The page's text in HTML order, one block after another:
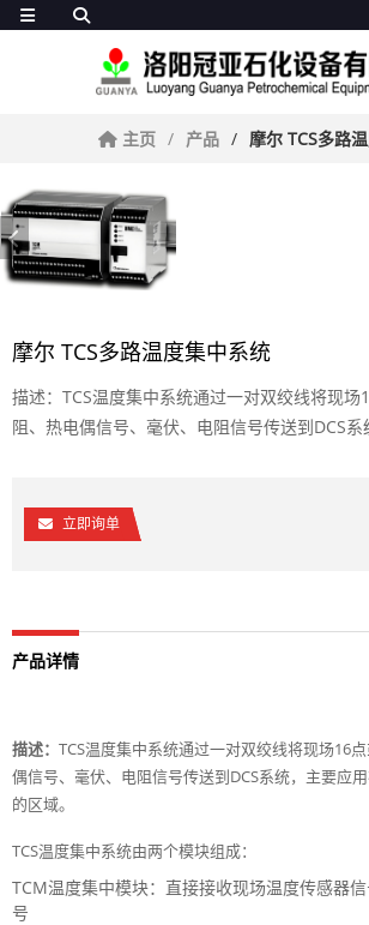
主页 产品 摩尔 TCS多路
摩尔 TCS多路温度集中系统
描述：TCS温度集中系统通过一对双绞线将现
阻、热电偶信号、毫伏、电阻信号传送到DCS
立即询单
产品详情
描述： TCS温度集中系统通过一对双绞线将现场16
偶信号、毫伏、电阻信号传送到DCS系统，主要应
的区域。
TCS温度集中系统由两个模块组成：
TCM温度集中模块：直接接收现场温度传感器
号